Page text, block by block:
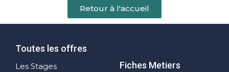
Retour à l'accueil
Toutes les offres
Les Stages
Fiches Metiers